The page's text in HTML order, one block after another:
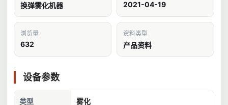
换弹雾化机器 2021-04-19
浏览量
632
资料类型
产品资料
设备参数
类型 雾化